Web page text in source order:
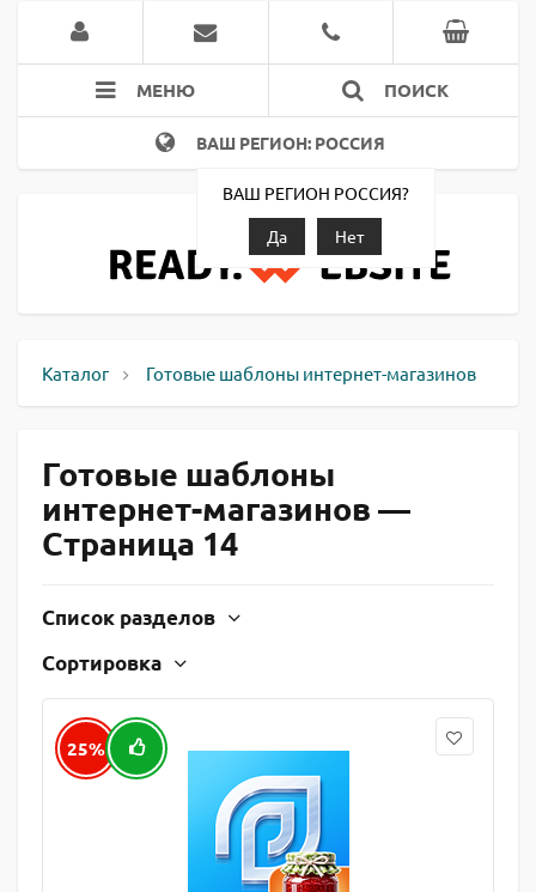
МЕНЮ ПОИСК
ВАШ РЕГИОН: РОССИЯ
ВАШ РЕГИОН РОССИЯ?
Да
Нет
Каталог Готовые шаблоны интернет-магазинов
Готовые шаблоны
интернет-магазинов —
Страница 14
Список разделов
Сортировка
25%